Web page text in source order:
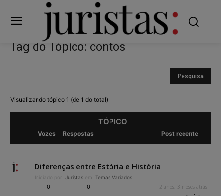
Tag do Tópico: contos
Visualizando tópico 1 (de 1 do total)
TÓPICO
Vozes Respostas Post recente
Diferenças entre Estória e História
Iniciado por: Juristas em: Temas Variados
0 0 2 anos, 3 meses atrás